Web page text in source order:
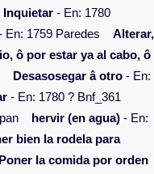
Inquietar - En: 1780
En: 1759 Paredes
Alterar,
ô por estar ya al cabo, ô
Desasosegar â otro - En:
- En: 1780 ? Bnf_361
hervir (en agua) - En:
bien la rodela para
Poner la comida por orden